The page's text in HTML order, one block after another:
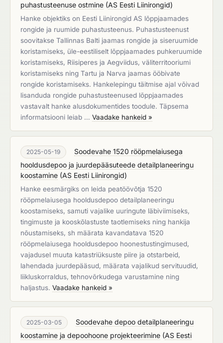
puhastusteenuse ostmine (AS Eesti Liinirongid)
Hanke objektiks on Eesti Liinirongid AS lõppjaamades
rongide ja ruumide puhastusteenus. Puhastusteenust
soovitakse Tallinnas Balti jaamas rongide ja siseruumide
koristamiseks, üle-eestiliselt lõppjaamades puhkeruumide
koristamiseks, Riisiperes ja Aegviidus, väliterritooriumi
koristamiseks ning Tartu ja Narva jaamas ööbivate
rongide koristamiseks. Hankelepingu täitmise ajal võivad
lisanduda rongide puhastusteenused lõppjaamades
vastavalt hanke alusdokumentides toodule. Täpsema
informatsiooni leiab … Vaadake hankeid »
2025-05-19
Soodevahe 1520 rööpmelaiusega
hooldusdepoo ja juurdepääsuteede detailplaneeringu
koostamine (AS Eesti Liinirongid)
Hanke eesmärgiks on leida peatöövõtja 1520
rööpmelaiusega hooldusdepoo detailplaneeringu
koostamiseks, samuti vajalike uuringute läbiviimiseks,
tingimuste ja kooskõlastuste taotlemiseks ning hankija
nõustamiseks, sh määrata kavandatava 1520
rööpmelaiusega hooldusdepoo hoonestustingimused,
vajadusel muuta katastriüksuste piire ja otstarbeid,
lahendada juurdepääsud, määrata vajalikud servituudid,
liikluskorraldus, tehnovõrkudega varustamine ning
haljastus. Vaadake hankeid »
2025-03-05
Soodevahe depoo detailplaneeringu
koostamine ja depoohoone projekteerimine (AS Eesti